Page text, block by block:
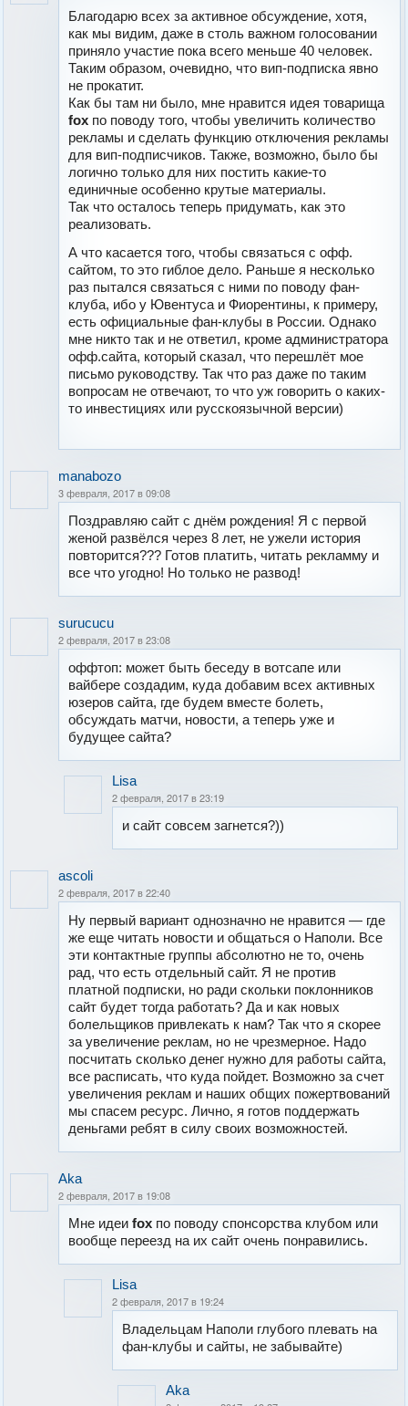
Благодарю всех за активное обсуждение, хотя,
как мы видим, даже в столь важном голосовании
приняло участие пока всего меньше 40 человек.
Таким образом, очевидно, что вип-подписка явно
не прокатит.
Как бы там ни было, мне нравится идея товарища
fox по поводу того, чтобы увеличить количество
рекламы и сделать функцию отключения рекламы
для вип-подписчиков. Также, возможно, было бы
логично только для них постить какие-то
единичные особенно крутые материалы.
Так что осталось теперь придумать, как это
реализовать.
А что касается того, чтобы связаться с офф.
сайтом, то это гиблое дело. Раньше я несколько
раз пытался связаться с ними по поводу фан-
клуба, ибо у Ювентуса и Фиорентины, к примеру,
есть официальные фан-клубы в России. Однако
мне никто так и не ответил, кроме администратора
офф.сайта, который сказал, что перешлёт мое
письмо руководству. Так что раз даже по таким
вопросам не отвечают, то что уж говорить о каких-
то инвестициях или русскоязычной версии)
manabozo
3 февраля, 2017 в 09:08
Поздравляю сайт с днём рождения! Я с первой
женой развёлся через 8 лет, не ужели история
повторится??? Готов платить, читать рекламму и
все что угодно! Но только не развод!
surucucu
2 февраля, 2017 в 23:08
оффтоп: может быть беседу в вотсапе или
вайбере создадим, куда добавим всех активных
юзеров сайта, где будем вместе болеть,
обсуждать матчи, новости, а теперь уже и
будущее сайта?
Lisa
2 февраля, 2017 в 23:19
и сайт совсем загнется?))
ascoli
2 февраля, 2017 в 22:40
Ну первый вариант однозначно не нравится — где
же еще читать новости и общаться о Наполи. Все
эти контактные группы абсолютно не то, очень
рад, что есть отдельный сайт. Я не против
платной подписки, но ради скольки поклонников
сайт будет тогда работать? Да и как новых
болельщиков привлекать к нам? Так что я скорее
за увеличение реклам, но не чрезмерное. Надо
посчитать сколько денег нужно для работы сайта,
все расписать, что куда пойдет. Возможно за счет
увеличения реклам и наших общих пожертвований
мы спасем ресурс. Лично, я готов поддержать
деньгами ребят в силу своих возможностей.
Aka
2 февраля, 2017 в 19:08
Мне идеиfox по поводу спонсорства клубом или
вообще переезд на их сайт очень понравились.
Lisa
2 февраля, 2017 в 19:24
Владельцам Наполи глубого плевать на
фан-клубы и сайты, не забывайте)
Aka